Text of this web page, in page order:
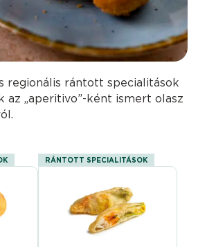
regionális rántott specialitások
az „aperitivo”-ként ismert olasz
RÁNTOTT SPECIALITÁSOK